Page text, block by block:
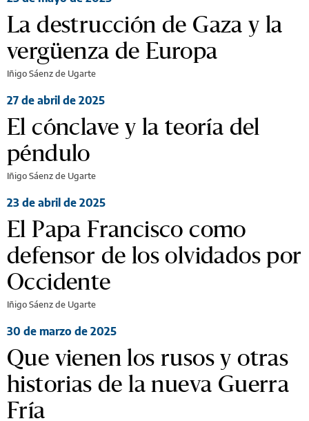
La destrucción de Gaza y la
vergüenza de Europa
Iñigo Sáenz de Ugarte
27 de abril de 2025
El cónclave y la teoría del
péndulo
Iñigo Sáenz de Ugarte
23 de abril de 2025
El Papa Francisco como
defensor de los olvidados por
Occidente
Iñigo Sáenz de Ugarte
30 de marzo de 2025
Que vienen los rusos y otras
historias de la nueva Guerra
Fría